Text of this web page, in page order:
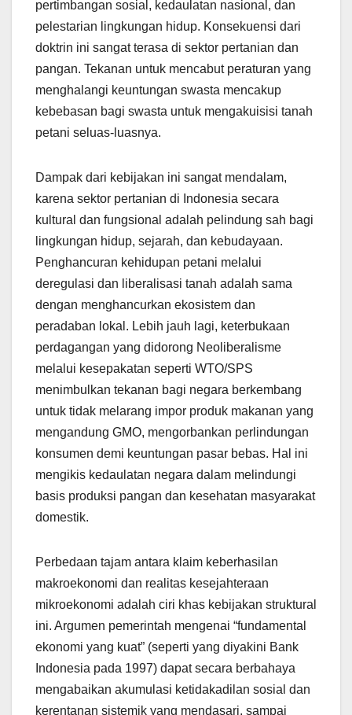
pertimbangan sosial, kedaulatan nasional, dan
pelestarian lingkungan hidup. Konsekuensi dari
doktrin ini sangat terasa di sektor pertanian dan
pangan. Tekanan untuk mencabut peraturan yang
menghalangi keuntungan swasta mencakup
kebebasan bagi swasta untuk mengakuisisi tanah
petani seluas-luasnya.
Dampak dari kebijakan ini sangat mendalam,
karena sektor pertanian di Indonesia secara
kultural dan fungsional adalah pelindung sah bagi
lingkungan hidup, sejarah, dan kebudayaan.
Penghancuran kehidupan petani melalui
deregulasi dan liberalisasi tanah adalah sama
dengan menghancurkan ekosistem dan
peradaban lokal. Lebih jauh lagi, keterbukaan
perdagangan yang didorong Neoliberalisme
melalui kesepakatan seperti WTO/SPS
menimbulkan tekanan bagi negara berkembang
untuk tidak melarang impor produk makanan yang
mengandung GMO, mengorbankan perlindungan
konsumen demi keuntungan pasar bebas. Hal ini
mengikis kedaulatan negara dalam melindungi
basis produksi pangan dan kesehatan masyarakat
domestik.
Perbedaan tajam antara klaim keberhasilan
makroekonomi dan realitas kesejahteraan
mikroekonomi adalah ciri khas kebijakan struktural
ini. Argumen pemerintah mengenai “fundamental
ekonomi yang kuat” (seperti yang diyakini Bank
Indonesia pada 1997) dapat secara berbahaya
mengabaikan akumulasi ketidakadilan sosial dan
kerentanan sistemik yang mendasari, sampai